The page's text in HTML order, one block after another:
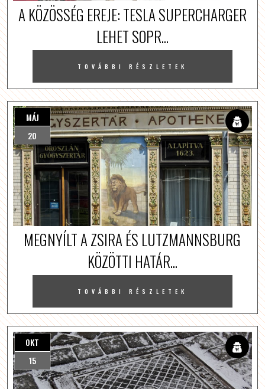
A KÖZÖSSÉG EREJE: TESLA SUPERCHARGER
LEHET SOPR...
TOVÁBBI RÉSZLETEK
MÁJ
20
MEGNYÍLT A ZSIRA ÉS LUTZMANNSBURG
KÖZÖTTI HATÁR...
TOVÁBBI RÉSZLETEK
OKT
15